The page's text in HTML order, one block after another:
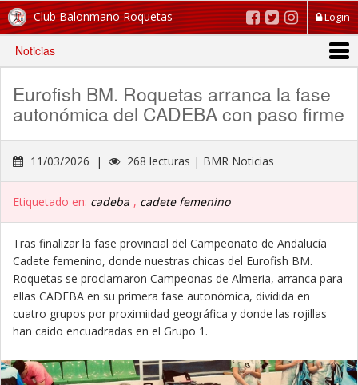
Login
Club Balonmano Roquetas
Noticias
Eurofish BM. Roquetas arranca la fase
autonómica del CADEBA con paso firme
11/03/2026 | 268 lecturas | BMR Noticias
Etiquetado en: cadeba , cadete femenino
Tras finalizar la fase provincial del Campeonato de Andalucía
Cadete femenino, donde nuestras chicas del Eurofish BM.
Roquetas se proclamaron Campeonas de Almeria, arranca para
ellas CADEBA en su primera fase autonómica, dividida en
cuatro grupos por proximiidad geográfica y donde las rojillas
han caido encuadradas en el Grupo 1.